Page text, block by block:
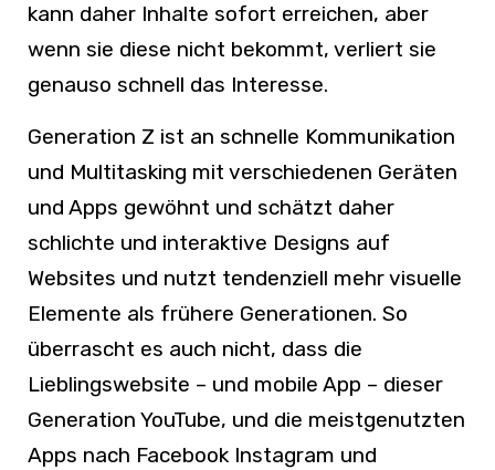
kann daher Inhalte sofort erreichen, aber
wenn sie diese nicht bekommt, verliert sie
genauso schnell das Interesse.
Generation Z ist an schnelle Kommunikation
und Multitasking mit verschiedenen Geräten
und Apps gewöhnt und schätzt daher
schlichte und interaktive Designs auf
Websites und nutzt tendenziell mehr visuelle
Elemente als frühere Generationen. So
überrascht es auch nicht, dass die
Lieblingswebsite – und mobile App – dieser
Generation YouTube, und die meistgenutzten
Apps nach Facebook Instagram und